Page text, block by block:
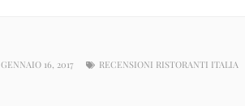
GENNAIO 16, 2017 RECENSIONI RISTORANTI ITALIA